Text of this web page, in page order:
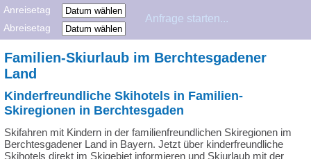
Anreisetag
Abreisetag
Familien-Skiurlaub im Berchtesgadener
Land
Kinderfreundliche Skihotels in Familien-
Skiregionen in Berchtesgaden
Skifahren mit Kindern in der familienfreundlichen Skiregionen im
Berchtesgadener Land in Bayern. Jetzt über kinderfreundliche
Skihotels direkt im Skigebiet informieren und Skiurlaub mit der